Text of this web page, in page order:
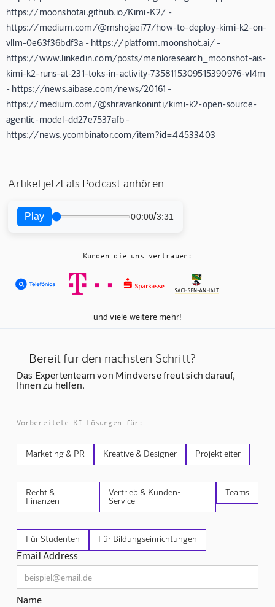
https://moonshotai.github.io/Kimi-K2/ -
https://medium.com/@mshojaei77/how-to-deploy-kimi-k2-on-
vllm-0e63f36bdf3a - https://platform.moonshot.ai/ -
https://www.linkedin.com/posts/menloresearch_moonshot-ais-
kimi-k2-runs-at-231-toks-in-activity-7358115309515390976-vl4m
- https://news.aibase.com/news/20161 -
https://medium.com/@shravankoninti/kimi-k2-open-source-
agentic-model-dd27e7537afb -
https://news.ycombinator.com/item?id=44533403
Artikel jetzt als Podcast anhören
Play 00:00/3:31
Kunden die uns vertrauen:
und viele weitere mehr!
Bereit für den nächsten Schritt?
Das Expertenteam von Mindverse freut sich darauf,
Ihnen zu helfen.
Vorbereitete KI Lösungen für:
Marketing & PR Kreative & Designer Projektleiter
Recht &
Finanzen
Vertrieb & Kunden-
Service
Teams
Für Studenten Für Bildungseinrichtungen
Email Address
Name